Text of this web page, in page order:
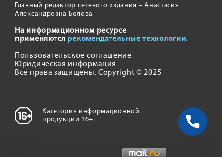
Главный редактор сетевого издания – Анастасия
Александровна Белова
На информационном ресурсе
применяются рекомендательные технологии.
Пользовательское соглашение
Юридическая информация
Все права защищены. Copyright © 2025
Категория информационной
продукции 16+.